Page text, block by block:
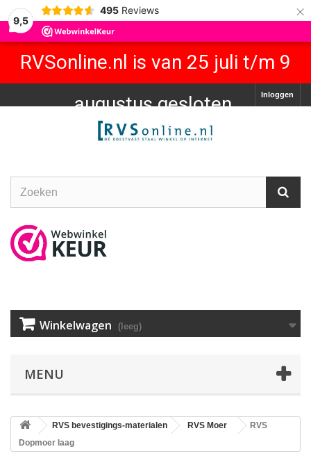
9,5
495 Reviews ×
RVSonline.nl is van 25 juli t/m 9
augustus gesloten.
Inloggen
Winkelwagen (leeg)
MENU
RVS bevestigings-materialen RVS Moer
RVS
Dopmoer laag